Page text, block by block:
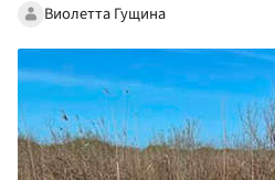
Виолетта Гущина